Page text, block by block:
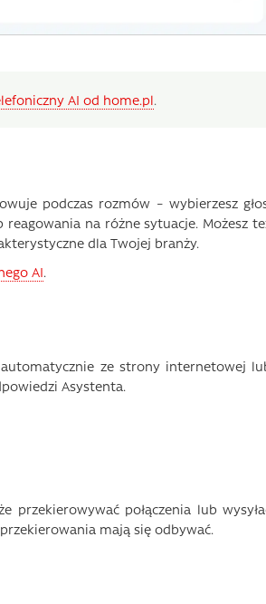
AI od home.pl.
podczas rozmów – wybierzesz
na różne sytuacje. Możesz
dla Twojej branży.
AI.
ze strony internetowej
Asystenta.
połączenia lub
mają się odbywać.